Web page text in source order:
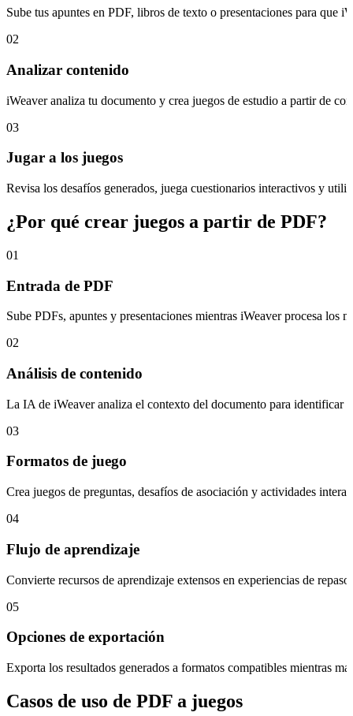
Sube tus apuntes en PDF, libros de texto o presentaciones para que
02
Analizar contenido
iWeaver analiza tu documento y crea juegos de estudio a partir de
03
Jugar a los juegos
Revisa los desafíos generados, juega cuestionarios interactivos y
¿Por qué crear juegos a partir de PDF?
01
Entrada de PDF
Sube PDFs, apuntes y presentaciones mientras iWeaver procesa los
02
Análisis de contenido
La IA de iWeaver analiza el contexto del documento para identificar
03
Formatos de juego
Crea juegos de preguntas, desafíos de asociación y actividades
04
Flujo de aprendizaje
Convierte recursos de aprendizaje extensos en experiencias de
05
Opciones de exportación
Exporta los resultados generados a formatos compatibles mientras
Casos de uso de PDF a juegos